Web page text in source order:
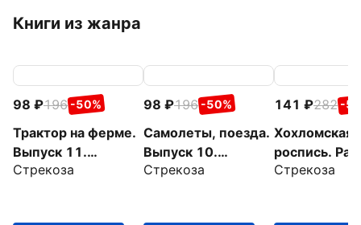
Книги из жанра
98 196 -50%
Трактор на ферме.
Выпуск 11.
Раскраска с
Стрекоза
98 196 -50%
Самолеты, поезда.
Выпуск 10.
Раскраска с
Стрекоза
141 282 -
Хохломская
роспись.
с
Стрекоза